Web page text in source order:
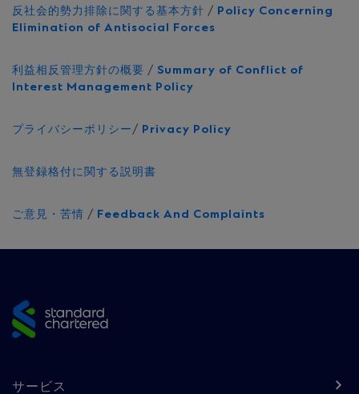
反社会的勢力排除に関する基本方針 / Policy Concerning
Elimination of Antisocial Forces
利益相反管理方針の概要 / Summary of Conflict of
Interest Management Policy
プライバシーポリシー/ Privacy Policy
無登録格付に関する説明書
ご意見・苦情 / Feedback And Complaints
Footer
サービス